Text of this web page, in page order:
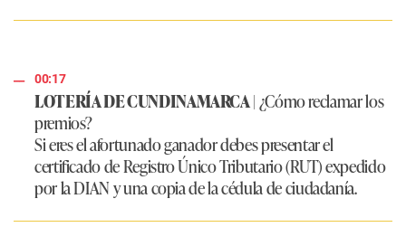
00:17
LOTERÍA DE CUNDINAMARCA|¿Cómo reclamar los
premios?
Si eres el afortunado ganador debes presentar el
certificado de Registro Único Tributario (RUT) expedido
por la DIAN y una copia de la cédula de ciudadanía.